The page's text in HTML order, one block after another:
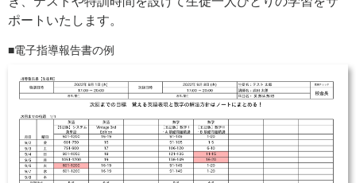
ポートいたします。
電子指導報告書の例